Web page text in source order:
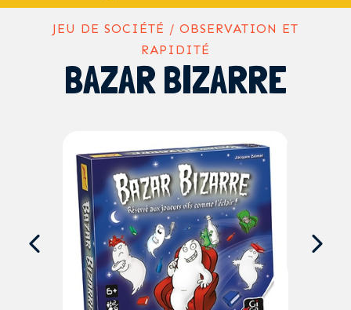
JEU DE SOCIÉTÉ / OBSERVATION ET
RAPIDITÉ
BAZAR BIZARRE